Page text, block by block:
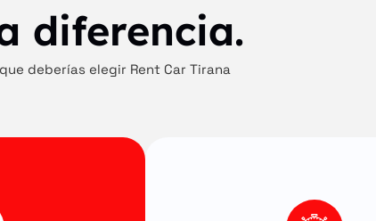
diferencia.
deberías elegir Rent Car Tirana